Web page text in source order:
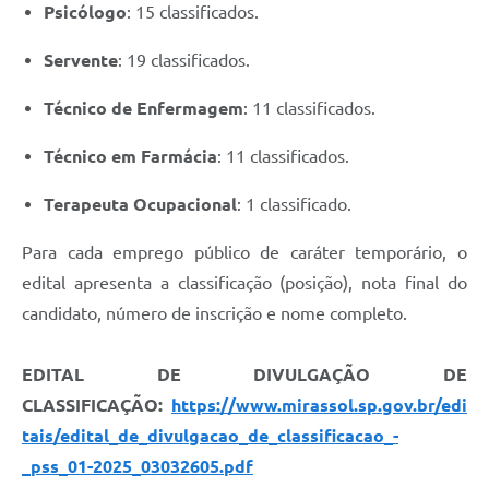
Psicólogo: 15 classificados.
Servente: 19 classificados.
Técnico de Enfermagem: 11 classificados.
Técnico em Farmácia: 11 classificados.
Terapeuta Ocupacional: 1 classificado.
Para cada emprego público de caráter temporário, o
edital apresenta a classificação (posição), nota final do
candidato, número de inscrição e nome completo.
EDITAL DE DIVULGAÇÃO DE
CLASSIFICAÇÃO: https://www.mirassol.sp.gov.br/edi
tais/edital_de_divulgacao_de_classificacao_-
_pss_01-2025_03032605.pdf